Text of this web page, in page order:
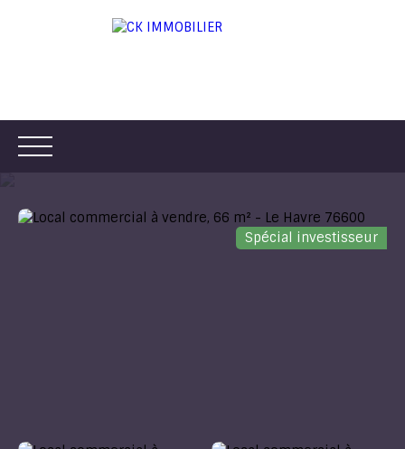
VENDRE ESTIMER
Spécial investisseur